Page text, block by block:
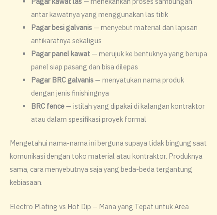
antar kawatnya yang menggunakan las titik
Pagar besi galvanis— menyebut material dan lapisan
antikaratnya sekaligus
Pagar panel kawat— merujuk ke bentuknya yang berupa
panel siap pasang dan bisa dilepas
Pagar BRC galvanis— menyatukan nama produk
dengan jenis finishingnya
BRC fence— istilah yang dipakai di kalangan kontraktor
atau dalam spesifikasi proyek formal
Mengetahui nama-nama ini berguna supaya tidak bingung saat
komunikasi dengan toko material atau kontraktor. Produknya
sama, cara menyebutnya saja yang beda-beda tergantung
kebiasaan.
Electro Plating vs Hot Dip – Mana yang Tepat untuk Area